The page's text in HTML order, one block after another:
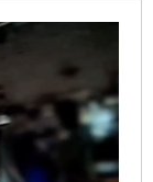
恐嚇罪將吳男